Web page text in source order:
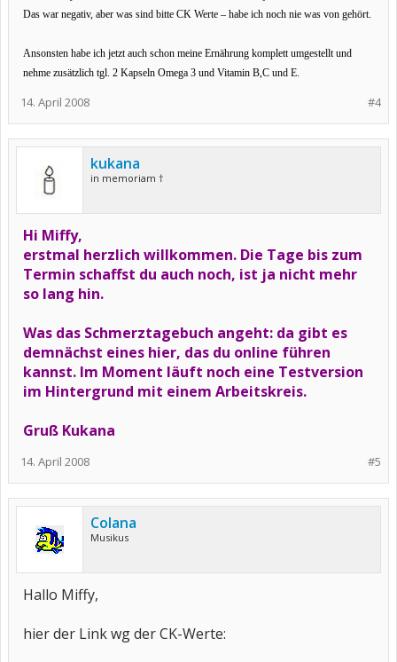
Das war negativ, aber was sind bitte CK Werte – habe ich noch nie was von gehört.
Ansonsten habe ich jetzt auch schon meine Ernährung komplett umgestellt und
nehme zusätzlich tgl. 2 Kapseln Omega 3 und Vitamin B,C und E.
#4
14. April 2008
kukana
in memoriam †
Hi Miffy,
erstmal herzlich willkommen. Die Tage bis zum
Termin schaffst du auch noch, ist ja nicht mehr
so lang hin.
Was das Schmerztagebuch angeht: da gibt es
demnächst eines hier, das du online führen
kannst. Im Moment läuft noch eine Testversion
im Hintergrund mit einem Arbeitskreis.
Gruß Kukana
#5
14. April 2008
Colana
Musikus
Hallo Miffy,
hier der Link wg der CK-Werte: